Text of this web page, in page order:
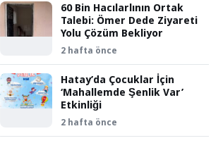
60 Bin Hacılarlının Ortak
Talebi: Ömer Dede Ziyareti
Yolu Çözüm Bekliyor
2 hafta önce
Hatay’da Çocuklar İçin
‘Mahallemde Şenlik Var’
Etkinliği
2 hafta önce